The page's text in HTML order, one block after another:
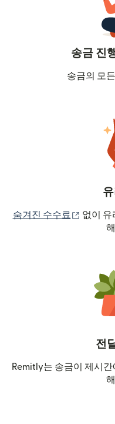
송금 진
송금의 모
숨겨진 수수료 (새 창
없이 유
전
Remitly는 송금이 제시